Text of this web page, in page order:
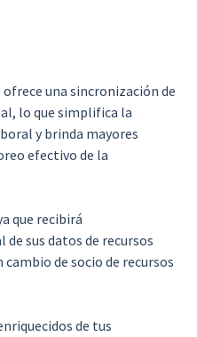
una sincronización de
lo que simplifica la
y brinda mayores
efectivo de la
que recibirá
sus datos de recursos
cambio de socio de recursos
de tus